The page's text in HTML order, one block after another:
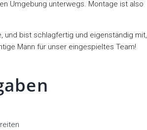
Umgebung unterwegs. Montage ist also
und bist schlagfertig und eigenständig mit,
Mann für unser eingespieltes Team!